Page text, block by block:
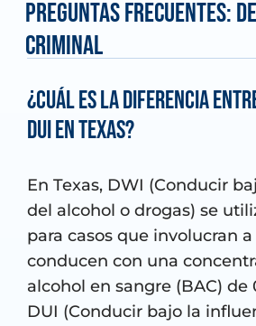
Preguntas Frecuentes:
Criminal
¿Cuál es la diferencia
DUI en Texas?
En Texas, DWI (Conducir
del alcohol o drogas) se
para casos que involucran
conducen con una
alcohol en sangre (BAC) de
DUI (Conducir bajo la